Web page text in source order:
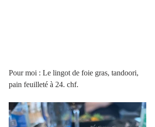
Pour moi : Le lingot de foie gras, tandoori,
pain feuilleté à 24. chf.